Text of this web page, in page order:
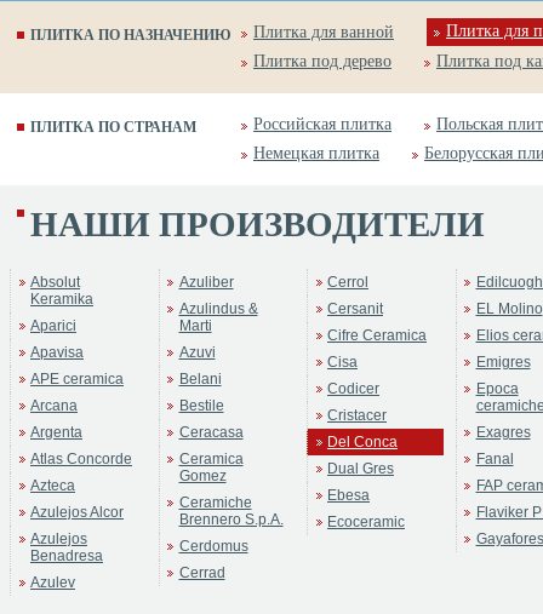
ПЛИТКА ПО НАЗНАЧЕНИЮ Плитка для ванной
Плитка для
Плитка под дерево
Плитка под
ПЛИТКА ПО СТРАНАМ Российская плитка
Польская
Немецкая плитка
Белорусская
НАШИ ПРОИЗВОДИТЕЛИ
Absolut
Keramika
Aparici
Apavisa
APE ceramica
Arcana
Argenta
Atlas Concorde
Azteca
Azulejos Alcor
Azulejos
Benadresa
Azulev
Azuliber
Azulindus &
Marti
Azuvi
Belani
Bestile
Ceracasa
Ceramica
Gomez
Ceramiche
Brennero S.p.A.
Cerdomus
Cerrad
Cerrol
Cersanit
Cifre Ceramica
Cisa
Codicer
Cristacer
Del Conca
Dual Gres
Ebesa
Ecoceramic
EL Molino
Elios
Emigres
Epoca
Exagres
Fanal
FAP
Flaviker
Gayafores